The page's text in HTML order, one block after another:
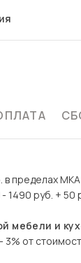
в пределах
1490 руб. + 50
мебели и
от